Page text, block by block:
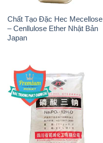
Chất Tạo Đặc Hec Mecellose
– Cenllulose Ether Nhật Bản
Japan